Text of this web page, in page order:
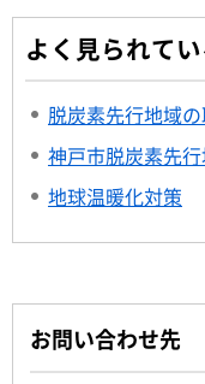
よく見られて
脱炭素先行地域
神戸市脱炭素先
地球温暖化対策
お問い合わせ先